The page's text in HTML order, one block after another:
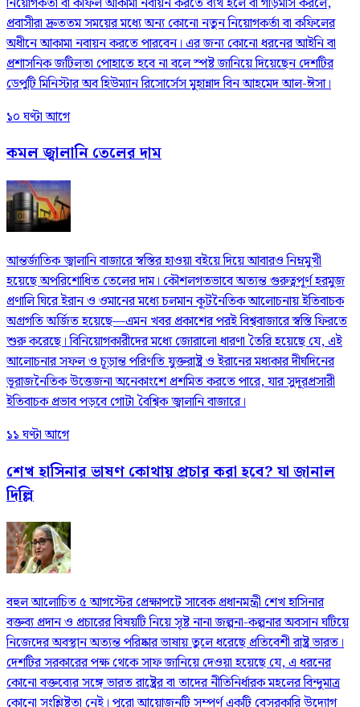
প্রবাসীরা দ্রুততম সময়ের মধ্যে অন্য কোনো নতুন নিয়োগকর্তা বা কফিলের
অধীনে আকামা নবায়ন করতে পারবেন। এর জন্য কোনো ধরনের আইনি বা
প্রশাসনিক জটিলতা পোহাতে হবে না বলে স্পষ্ট জানিয়ে দিয়েছেন দেশটির
ডেপুটি মিনিস্টার অব হিউম্যান রিসোর্সেস মুহান্নাদ বিন আহমেদ আল-ঈসা।
১০ ঘণ্টা আগে
কমল জ্বালানি তেলের দাম
আন্তর্জাতিক জ্বালানি বাজারে স্বস্তির হাওয়া বইয়ে দিয়ে আবারও নিম্নমুখী
হয়েছে অপরিশোধিত তেলের দাম। কৌশলগতভাবে অত্যন্ত গুরুত্বপূর্ণ হরমুজ
প্রণালি ঘিরে ইরান ও ওমানের মধ্যে চলমান কূটনৈতিক আলোচনায় ইতিবাচক
অগ্রগতি অর্জিত হয়েছে—এমন খবর প্রকাশের পরই বিশ্ববাজারে স্বস্তি ফিরতে
শুরু করেছে। বিনিয়োগকারীদের মধ্যে জোরালো ধারণা তৈরি হয়েছে যে, এই
আলোচনার সফল ও চূড়ান্ত পরিণতি যুক্তরাষ্ট্র ও ইরানের মধ্যকার দীর্ঘদিনের
ভূরাজনৈতিক উত্তেজনা অনেকাংশে প্রশমিত করতে পারে, যার সুদূরপ্রসারী
ইতিবাচক প্রভাব পড়বে গোটা বৈশ্বিক জ্বালানি বাজারে।
১১ ঘণ্টা আগে
শেখ হাসিনার ভাষণ কোথায় প্রচার করা হবে? যা জানাল
দিল্লি
বহুল আলোচিত ৫ আগস্টের প্রেক্ষাপটে সাবেক প্রধানমন্ত্রী শেখ হাসিনার
বক্তব্য প্রদান ও প্রচারের বিষয়টি নিয়ে সৃষ্ট নানা জল্পনা-কল্পনার অবসান ঘটিয়ে
নিজেদের অবস্থান অত্যন্ত পরিষ্কার ভাষায় তুলে ধরেছে প্রতিবেশী রাষ্ট্র ভারত।
দেশটির সরকারের পক্ষ থেকে সাফ জানিয়ে দেওয়া হয়েছে যে, এ ধরনের
কোনো বক্তব্যের সঙ্গে ভারত রাষ্ট্রের বা তাদের নীতিনির্ধারক মহলের বিন্দুমাত্র